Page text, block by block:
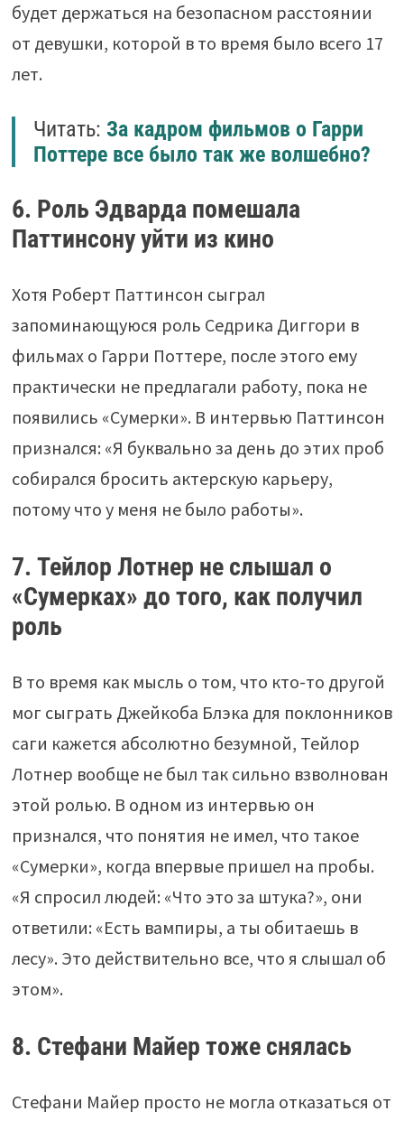
будет держаться на безопасном расстоянии
от девушки, которой в то время было всего 17
лет.
Читать: За кадром фильмов о Гарри
Поттере все было так же волшебно?
6. Роль Эдварда помешала
Паттинсону уйти из кино
Хотя Роберт Паттинсон сыграл
запоминающуюся роль Седрика Диггори в
фильмах о Гарри Поттере, после этого ему
практически не предлагали работу, пока не
появились «Сумерки». В интервью Паттинсон
признался: «Я буквально за день до этих проб
собирался бросить актерскую карьеру,
потому что у меня не было работы».
7. Тейлор Лотнер не слышал о
«Сумерках» до того, как получил
роль
В то время как мысль о том, что кто-то другой
мог сыграть Джейкоба Блэка для поклонников
саги кажется абсолютно безумной, Тейлор
Лотнер вообще не был так сильно взволнован
этой ролью. В одном из интервью он
признался, что понятия не имел, что такое
«Сумерки», когда впервые пришел на пробы.
«Я спросил людей: «Что это за штука?», они
ответили: «Есть вампиры, а ты обитаешь в
лесу». Это действительно все, что я слышал об
этом».
8. Стефани Майер тоже снялась
Стефани Майер просто не могла отказаться от